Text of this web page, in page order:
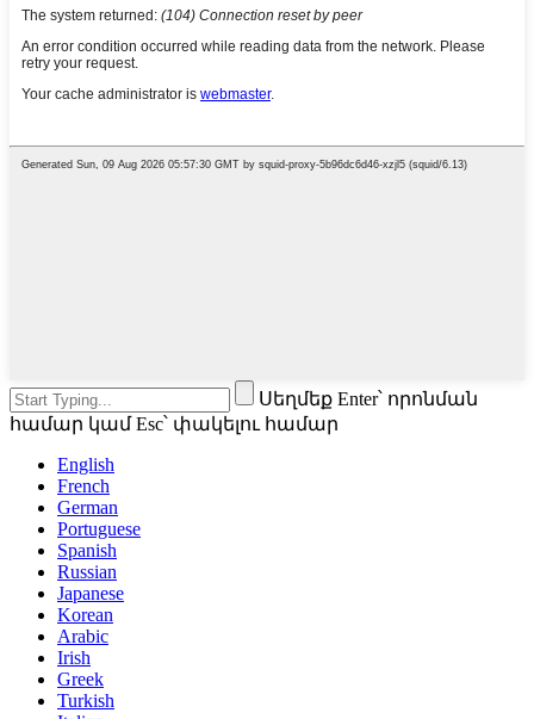
Սեղմեք Enter՝ որոնման
համար կամ Esc՝ փակելու համար
English
French
German
Portuguese
Spanish
Russian
Japanese
Korean
Arabic
Irish
Greek
Turkish